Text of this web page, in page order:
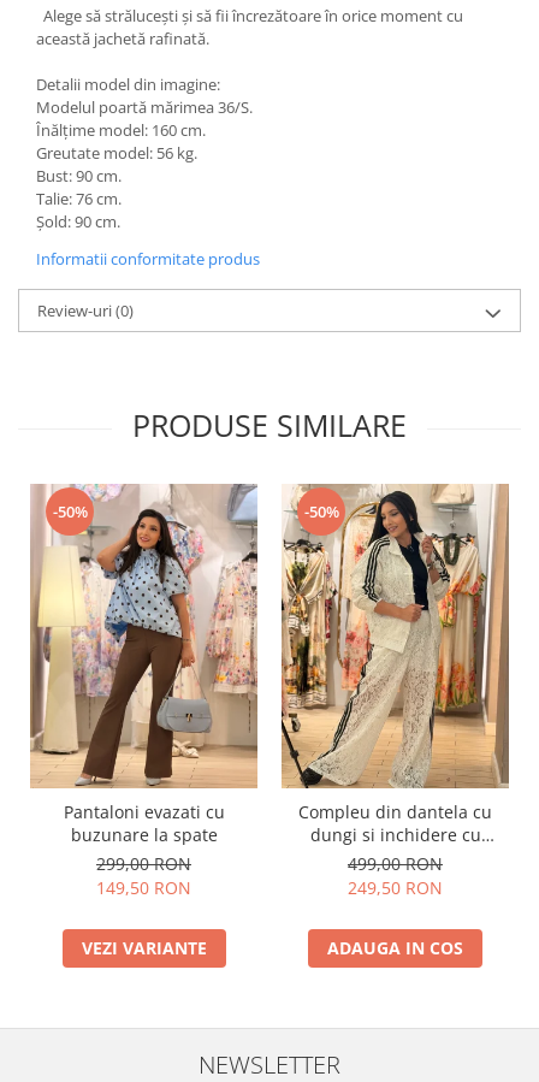
Alege să strălucești și să fii încrezătoare în orice moment cu
această jachetă rafinată.
Detalii model din imagine:
Modelul poartă mărimea 36/S.
Înălțime model: 160 cm.
Greutate model: 56 kg.
Bust: 90 cm.
Talie: 76 cm.
Șold: 90 cm.
Informatii conformitate produs
Review-uri(0)
PRODUSE SIMILARE
-50%
Pantaloni evazati cu
buzunare la spate
299,00 RON
149,50 RON
VEZI VARIANTE
-50%
Compleu din dantela cu
dungi si inchidere cu
fermoar
499,00 RON
249,50 RON
ADAUGA IN COS
NEWSLETTER